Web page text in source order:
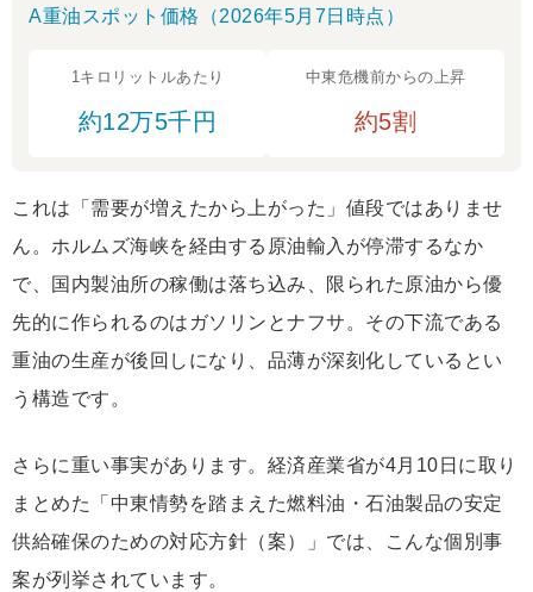
A重油スポット価格（2026年5月7日時点）
1キロリットルあたり
約12万5千円
中東危機前からの上昇
約5割
これは「需要が増えたから上がった」値段ではありませ
ん。ホルムズ海峡を経由する原油輸入が停滞するなか
で、国内製油所の稼働は落ち込み、限られた原油から優
先的に作られるのはガソリンとナフサ。その下流である
重油の生産が後回しになり、品薄が深刻化しているとい
う構造です。
さらに重い事実があります。経済産業省が4月10日に取り
まとめた「中東情勢を踏まえた燃料油・石油製品の安定
供給確保のための対応方針（案）」では、こんな個別事
案が列挙されています。